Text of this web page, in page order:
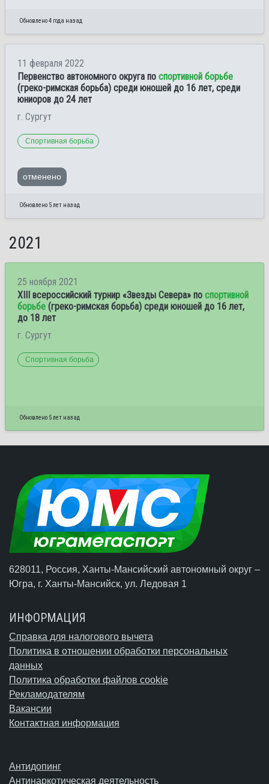
Обновлено 4 года назад
11 февраля 2022
Первенство автономного округа по спортивной борьбе
(греко-римская борьба) среди юношей до 16 лет, среди
юниоров до 24 лет
г. Сургут
Спортивная борьба
отменено
Обновлено 5 лет назад
2021
25 ноября 2021
XIII всероссийский турнир «Звезды Севера» по спортивной
борьбе (греко-римская борьба) среди юношей до 16 лет,
до 18 лет
г. Сургут
Спортивная борьба
Обновлено 5 лет назад
628011, Россия, Ханты-Мансийский автономный округ –
Югра, г. Ханты-Мансийск, ул. Ледовая 1
ИНФОРМАЦИЯ
Справка для налогового вычета
Политика в отношении обработки персональных
данных
Политика обработки файлов cookie
Рекламодателям
Вакансии
Контактная информация
Антидопинг
Антинаркотическая деятельность